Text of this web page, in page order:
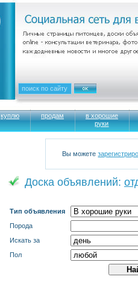
куплю продам
в хорошие
руки
Вы можете
Доска объявлений:
Тип объявления
Порода
Искать за
Пол